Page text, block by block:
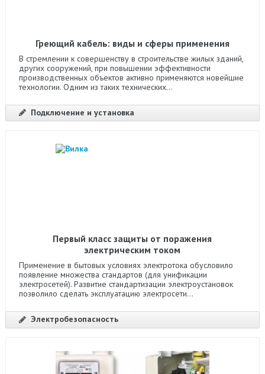
Греющий кабель: виды и сферы применения
В стремлении к совершенству в строительстве жилых зданий,
других сооружений, при повышении эффективности
производственных объектов активно применяются новейшие
технологии. Одним из таких технических...
Подключение и установка
Первый класс защиты от поражения
электрическим током
Применение в бытовых условиях электротока обусловило
появление множества стандартов (для унификации
электросетей). Развитие стандартизации электроустановок
позволило сделать эксплуатацию электросети...
Электробезопасность